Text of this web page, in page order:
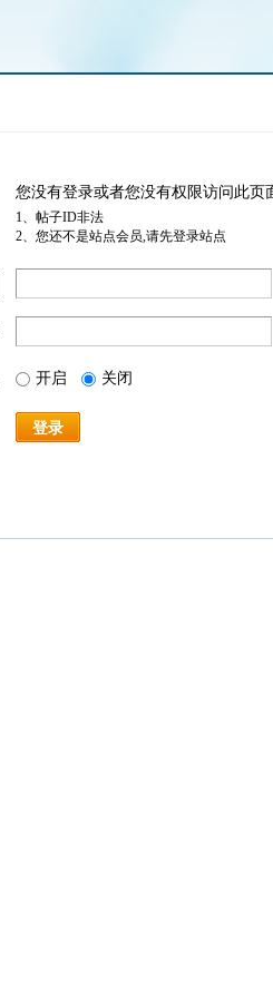
您没有登录或者您没有权限访问此页
1、帖子ID非法
2、您还不是站点会员,请先登录站点
开启 关闭
登录